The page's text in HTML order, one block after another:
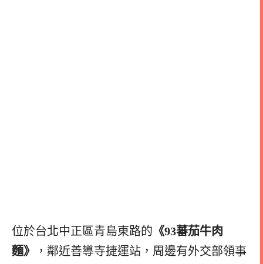
位於台北中正區青島東路的 《93蕃茄牛肉
麵》
，鄰近善導寺捷運站，周邊有外交部領事